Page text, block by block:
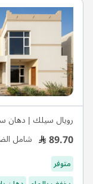
رويال سيلك | دهان
89.70 شامل
متوفر